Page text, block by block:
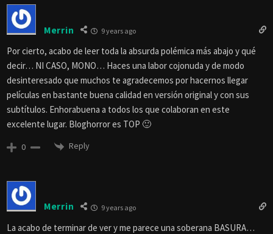
Merrin 9 years ago
Por cierto, acabo de leer toda la absurda polémica más abajo y qué
decir… NI CASO, MONO… Haces una labor cojonuda y de modo
desinteresado que muchos te agradecemos por hacernos llegar
películas en bastante buena calidad en versión original y con sus
subtítulos. Enhorabuena a todos los que colaboran en este
excelente lugar. Bloghorror es TOP 🙂
0 Reply
Merrin 9 years ago
La acabo de terminar de ver y me parece una soberana BASURA…